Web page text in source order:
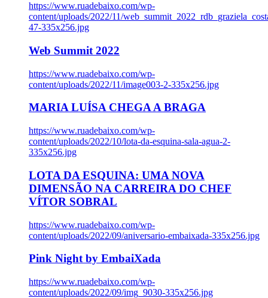
https://www.ruadebaixo.com/wp-
content/uploads/2022/11/
47-335x256.jpg
Web Summit 2022
https://www.ruadebaixo.com/wp-
content/uploads/2022/11/image003-2-335x256.jpg
MARIA LUÍSA CHEGA A BRAGA
https://www.ruadebaixo.com/wp-
content/uploads/2022/10/lota-da-esquina-sala-agua-2-
335x256.jpg
LOTA DA ESQUINA: UMA NOVA
DIMENSÃO NA CARREIRA DO CHEF
VÍTOR SOBRAL
https://www.ruadebaixo.com/wp-
content/uploads/2022/09/aniversario-embaixada-335x256.jpg
Pink Night by EmbaiXada
https://www.ruadebaixo.com/wp-
content/uploads/2022/09/img_9030-335x256.jpg